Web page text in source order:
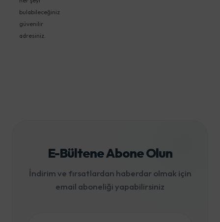
bulabileceğiniz
güvenilir
adresiniz.
E-Bültene Abone Olun
İndirim ve fırsatlardan haberdar olmak için
email aboneliği yapabilirsiniz